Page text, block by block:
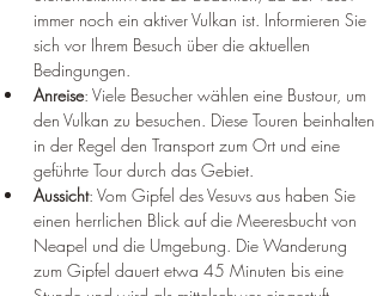
immer noch ein aktiver Vulkan ist. Informieren Sie
sich vor Ihrem Besuch über die aktuellen
Bedingungen.
Anreise: Viele Besucher wählen eine Bustour, um
den Vulkan zu besuchen. Diese Touren beinhalten
in der Regel den Transport zum Ort und eine
geführte Tour durch das Gebiet.
Aussicht: Vom Gipfel des Vesuvs aus haben Sie
einen herrlichen Blick auf die Meeresbucht von
Neapel und die Umgebung. Die Wanderung
zum Gipfel dauert etwa 45 Minuten bis eine